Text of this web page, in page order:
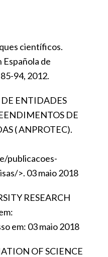
científicos.
Española de
94, 2012.
ENTIDADES
DE
( ANPROTEC).
publicacoes-
>. 03 maio 2018
RESEARCH
em: 03 maio 2018
OF SCIENCE